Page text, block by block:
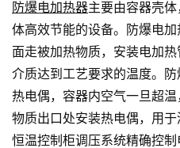
防爆电加热器主要由容器壳
体高效节能的设备。防爆电
面走被加热物质，安装电加
介质达到工艺要求的温度。
热电偶，容器内空气一旦超
物质出口处安装热电偶，用
恒温控制柜调压系统精确控